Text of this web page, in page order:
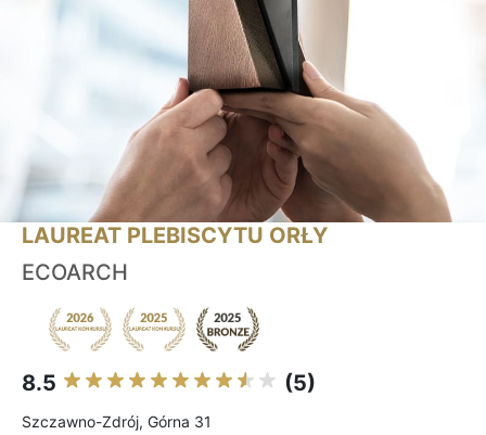
LAUREAT PLEBISCYTU ORŁY
ECOARCH
8.5 (5)
Szczawno-Zdrój, Górna 31